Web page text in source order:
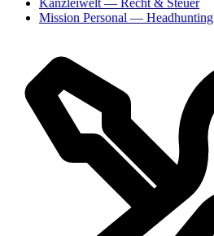
Kanzleiwelt — Recht & Steuer
Mission Personal — Headhunting